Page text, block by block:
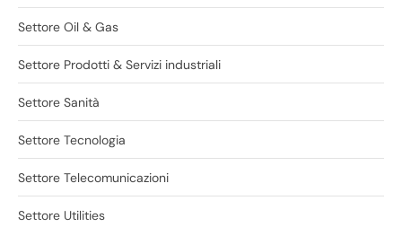
Settore Oil & Gas
Settore Prodotti & Servizi industriali
Settore Sanità
Settore Tecnologia
Settore Telecomunicazioni
Settore Utilities